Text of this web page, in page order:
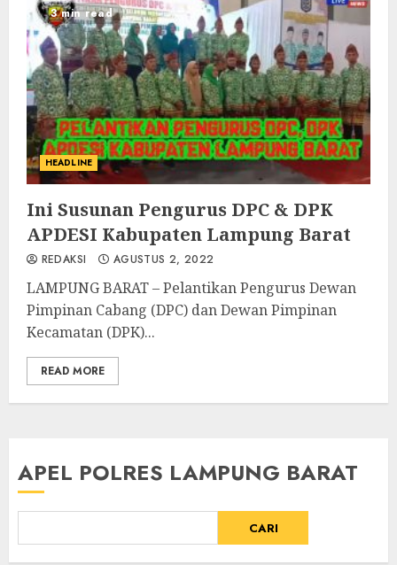
3 min read
HEADLINE
Ini Susunan Pengurus DPC & DPK
APDESI Kabupaten Lampung Barat
REDAKSI AGUSTUS 2, 2022
LAMPUNG BARAT – Pelantikan Pengurus Dewan
Pimpinan Cabang (DPC) dan Dewan Pimpinan
Kecamatan (DPK)...
READ MORE
APEL POLRES LAMPUNG BARAT
CARI